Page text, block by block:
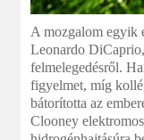
A mozgalom egyik
Leonardo
felmelegedésről.
figyelmet, míg
bátorította az
Clooney